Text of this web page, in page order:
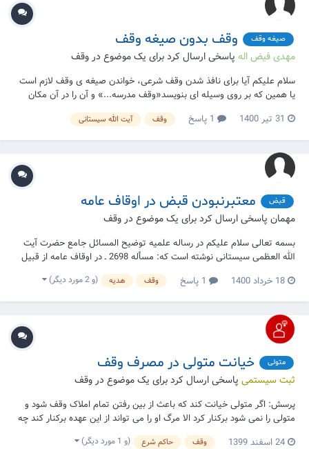
صیغه وقف وقف بدون صیغه وقف
مهدی فیض اله پاسخی ارسال کرد برای یک موضوع دروقف
سلام علیکم آیا برای نافذ شدن وقف شرعی، خواندن صیغه ی وقف لازم است
یا همین که بر روی وسیله ای بنویسد«وقف مدرسه...» و آن را در آن مکان
31 تیر 1400 وقف آیت الله سیستانی
قبض معتبرنبودن قبض در اوقاف عامه
مهمان پاسخی ارسال کرد برای یک موضوع در وقف
بسمه تعالی سلام علیکم در رساله علمیه توضیح المسائل جامع حضرت آیت
الله العظمی سیستانی نوشته است که: مسأله 2698 ـ در اوقاف عامه از قبیل
مدارس، و مساجد و امثال اینها، قبض معتبر نیست و وقفیت به مجرّد وقف
نمودن محقق می‌شود. لطفاً طبق نظر آیت‌الله العظمی سیستانی جواب
بفرمایید: سوال: ۱. کسی...
18 خرداد 1400 وقف هدیه (و 2 مورد دیگر)
متولی خیانت متولی در مصرف وقف
ثبت سیستمی پاسخی ارسال کرد برای یک موضوع در وقف
پرسش: اگر متولی خیانت کند که باعث از بین رفتن تمام املاک وقف شود و
متولی را نمی شود برکنار کرد الا مرگ او را می تواند از این عهده برکنار کند چه
باید کرد ؟ پاسخ: اگر خیانت متولی ثابت شود و حاکم شرع با ضم امین به او
نتواند از خیانت او جلوگیری کند در صورتی که متولی دیگری پس از او تعیین
24 اسفند 1399 وقف حاکم شرع (و 1 مورد دیگر)